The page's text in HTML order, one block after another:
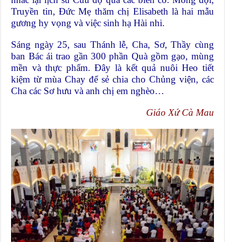
Truyền tin, Đức Mẹ thăm chị Elisabeth là hai mẫu
gương hy vọng và việc sinh hạ Hài nhi.
Sáng ngày 25, sau Thánh lễ, Cha, Sơ, Thầy cùng
ban Bác ái trao gần 300 phần Quà gồm gạo, mùng
mền và thực phẩm. Đây là kết quả nuôi Heo tiết
kiệm từ mùa Chay để sẻ chia cho Chủng viện, các
Cha các Sơ hưu và anh chị em nghèo…
Giáo Xứ Cà Mau